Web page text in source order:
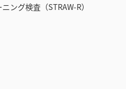
グ検査（STRAW-R）